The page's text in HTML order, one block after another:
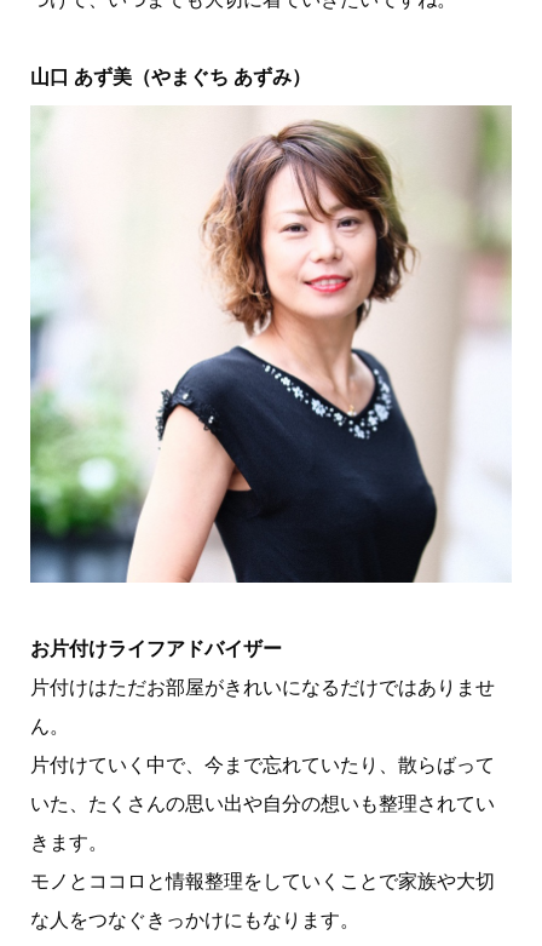
山口 あず美（やまぐち あずみ）
お片付けライフアドバイザー
片付けはただお部屋がきれいになるだけではありませ
ん。
片付けていく中で、今まで忘れていたり、散らばって
いた、たくさんの思い出や自分の想いも整理されてい
きます。
モノとココロと情報整理をしていくことで家族や大切
な人をつなぐきっかけにもなります。